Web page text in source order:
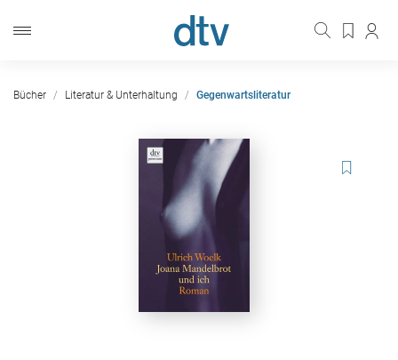
Bücher Literatur & Unterhaltung Gegenwartsliteratur